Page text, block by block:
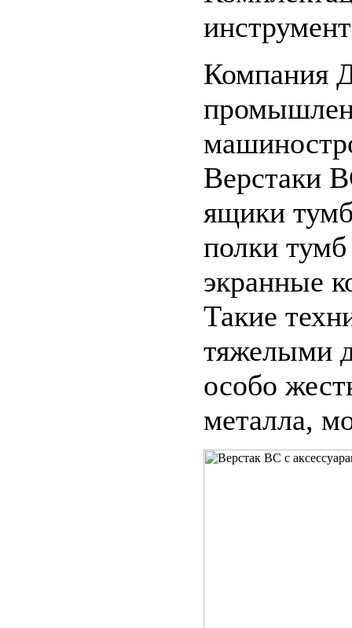
Компания
Верстаки
ящики
полки
экранные
Такие
тяжелыми
особо
металла,